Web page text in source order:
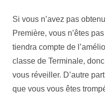
Si vous n’avez pas
Première, vous n’êtes
tiendra compte de
classe de Terminale,
vous réveiller. D’autre
que vous vous êtes